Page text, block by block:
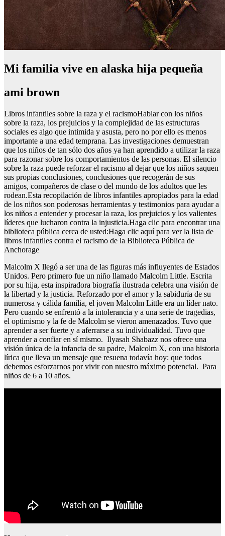
Mi familia vive en alaska hija pequeña
ami brown
Libros infantiles sobre la raza y el racismoHablar con los niños
sobre la raza, los prejuicios y la complejidad de las estructuras
sociales es algo que intimida y asusta, pero no por ello es menos
importante a una edad temprana. Las investigaciones demuestran
que los niños de tan sólo dos años ya han aprendido a utilizar la raza
para razonar sobre los comportamientos de las personas. El silencio
sobre la raza puede reforzar el racismo al dejar que los niños saquen
sus propias conclusiones, conclusiones que recogerán de sus
amigos, compañeros de clase o del mundo de los adultos que les
rodean.Esta recopilación de libros infantiles apropiados para la edad
de los niños son poderosas herramientas y testimonios para ayudar a
los niños a entender y procesar la raza, los prejuicios y los valientes
líderes que lucharon contra la injusticia.Haga clic para encontrar una
biblioteca pública cerca de usted:Haga clic aquí para ver la lista de
libros infantiles contra el racismo de la Biblioteca Pública de
Anchorage
Malcolm X llegó a ser una de las figuras más influyentes de Estados
Unidos. Pero primero fue un niño llamado Malcolm Little. Escrita
por su hija, esta inspiradora biografía ilustrada celebra una visión de
la libertad y la justicia. Reforzado por el amor y la sabiduría de su
numerosa y cálida familia, el joven Malcolm Little era un líder nato.
Pero cuando se enfrentó a la intolerancia y a una serie de tragedias,
el optimismo y la fe de Malcolm se vieron amenazados. Tuvo que
aprender a ser fuerte y a aferrarse a su individualidad. Tuvo que
aprender a confiar en sí mismo. Ilyasah Shabazz nos ofrece una
visión única de la infancia de su padre, Malcolm X, con una historia
lírica que lleva un mensaje que resuena todavía hoy: que todos
debemos esforzarnos por vivir con nuestro máximo potencial. Para
niños de 6 a 10 años.